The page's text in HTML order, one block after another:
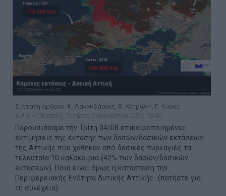
Σύνταξη άρθρου: Κ. Λαγουβάρδος, Β. Κοτρώνη, Γ. Κύρος
Ε.Α.Α – Πεντέλη, Τετάρτη 5 Αυγούστου 2026, 10:45
Παρουσιάσαμε την Τρίτη 04/08 επικαιροποιημένες
εκτιμήσεις της έκτασης των δασών/δασικών εκτάσεων
της Αττικής που χάθηκαν από δασικές πυρκαγιές τα
τελευταία 10 καλοκαίρια (42% των δασών/δασικών
εκτάσεων). Ποια είναι όμως η κατάσταση την
Περιφερειακής Ενότητα Δυτικής Αττικής...(πατήστε για
τη συνέχεια)